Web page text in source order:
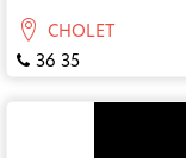
CHOLET
36 35